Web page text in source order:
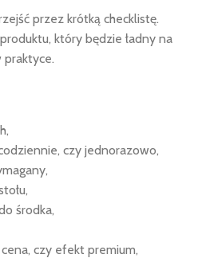
przez krótką checklistę.
który będzie ładny na
praktyce.
czy jednorazowo,
środka,
czy efekt premium,